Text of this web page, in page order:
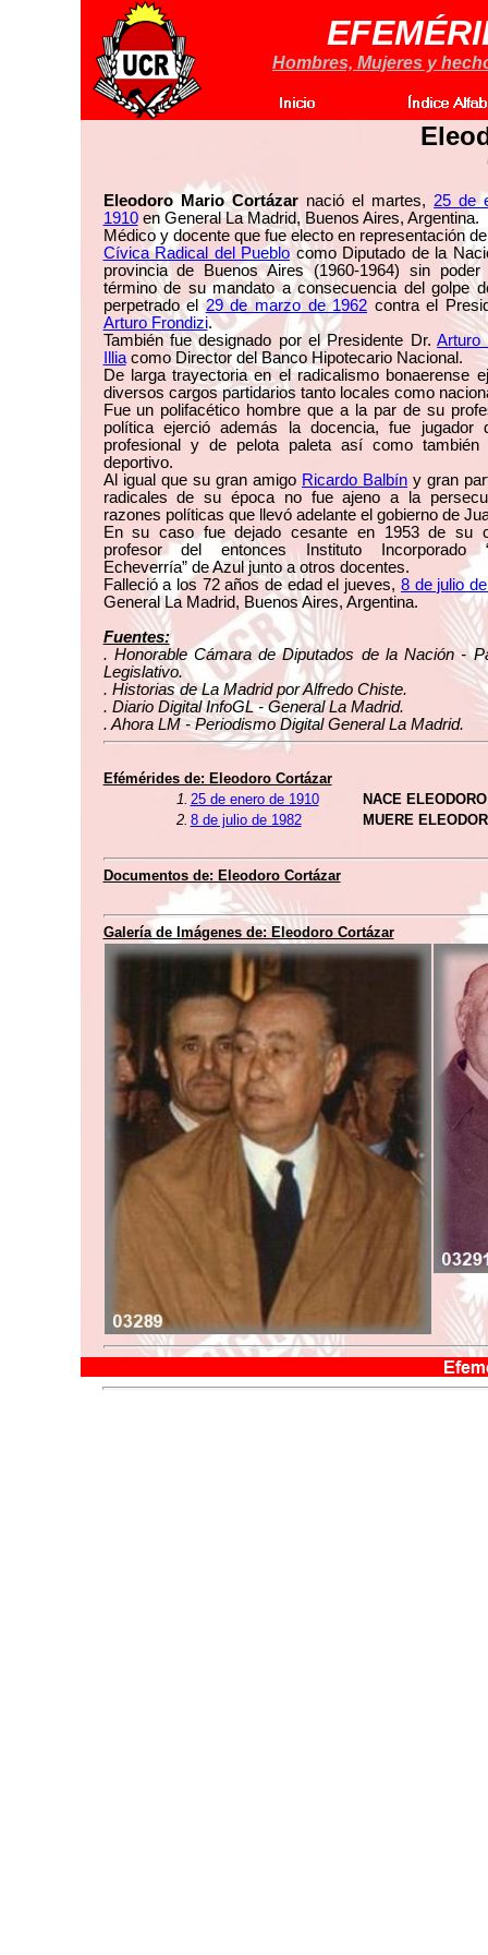
Hombres, Mujeres y
Eleodoro Mario Cortázarnació el martes, 25 de
1910en General La Madrid, Buenos Aires, Argentina.
Médico y docente que fue electo en representación
Cívica Radical del Pueblocomo Diputado de la
provincia de Buenos Aires (1960-1964) sin poder
término de su mandato a consecuencia del golpe
perpetrado el29 de marzo de 1962 contra el
Arturo Frondizi.
También fue designado por el Presidente Dr.Arturo
Illiacomo Director del Banco Hipotecario Nacional.
De larga trayectoria en el radicalismo bonaerense
diversos cargos partidarios tanto locales como
Fue un polifacético hombre que a la par de su
política ejerció además la docencia, fue jugador
profesional y de pelota paleta así como también
deportivo.
Al igual que su gran amigo Ricardo Balbín y gran
radicales de su época no fue ajeno a la
razones políticas que llevó adelante el gobierno de
En su caso fue dejado cesante en 1953 de su
profesor del entonces Instituto Incorporado
Echeverría” de Azul junto a otros docentes.
Falleció a los 72 años de edad el jueves, 8 de julio
General La Madrid, Buenos Aires, Argentina.
Fuentes:
. Honorable Cámara de Diputados de la Nación -
Legislativo.
. Historias de La Madrid por Alfredo Chiste.
. Diario Digital InfoGL - General La Madrid.
. Ahora LM - Periodismo Digital General La Madrid.
Efémérides de: Eleodoro Cortázar
1. 25 de enero de 1910
NACE
2. 8 de julio de 1982 MUERE
Documentos de: Eleodoro Cortázar
Galería de Imágenes de: Eleodoro Cortázar